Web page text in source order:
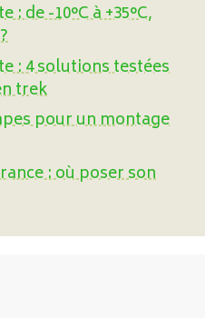
de -10°C à +35°C,
: 4 solutions testées
trek
pour un montage
: où poser son